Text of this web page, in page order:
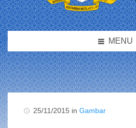
MENU
25/11/2015 in Gambar